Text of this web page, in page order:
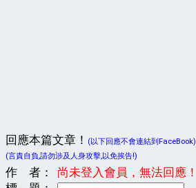
回應本篇文章！
(以下回應不會連結到FaceBook)
(言責自負,請勿涉及人身攻擊,以免挨告!)
作 者：
尚未登入會員，無法回應！